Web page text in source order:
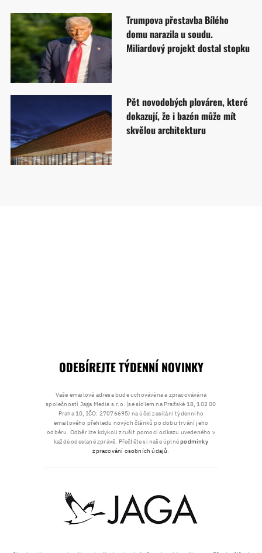
Trumpova přestavba Bílého
domu narazila u soudu.
Miliardový projekt dostal stopku
Pět novodobých plováren, které
dokazují, že i bazén může mít
skvělou architekturu
ODEBÍREJTE TÝDENNÍ NOVINKY
Vaše emailová adresa bude uchovávána a zpracovávána
společností Jaga Media s.r.o. (se sídlem na Pražské 18, 102 00
Praha 10, IČO: 27076695) na účel zasílání týdenního
emailového přehledu nových článků po dobu trvání jeho
odběru. Odběr lze kdykoli zrušit pomocí odkazu uvedeného v
každé odeslané zprávě. Přečtěte si naše úplnépodmínky
zpracování osobních údajů.